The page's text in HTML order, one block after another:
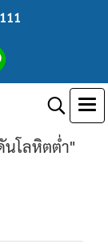
นโลหิตต่ำ"